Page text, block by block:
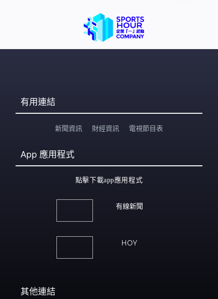
有用連結
新聞資訊 財經資訊 電視節目表
App 應用程式
點擊下載app應用程式
有線新聞
HOY
其他連結